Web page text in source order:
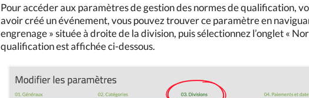
Pour accéder aux paramètres de gestion des normes de qualification,
avoir créé un événement, vous pouvez trouver ce paramètre en
engrenage » située à droite de la division, puis sélectionnez l’onglet «
qualification est affichée ci-dessous.